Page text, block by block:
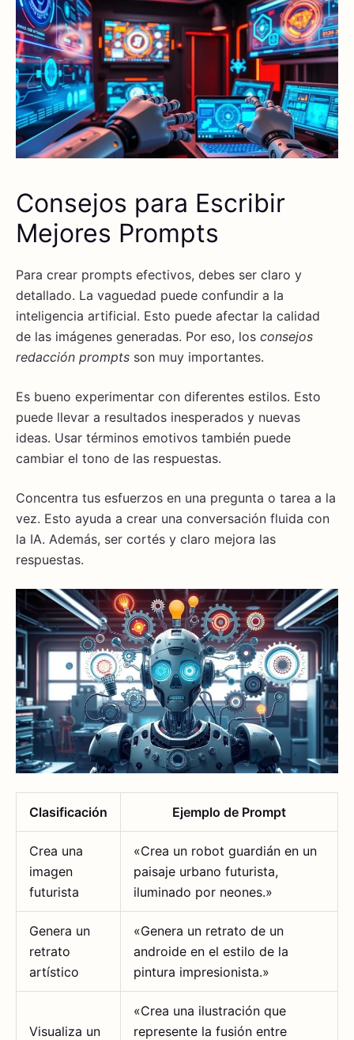
Consejos para Escribir
Mejores Prompts
Para crear prompts efectivos, debes ser claro y
detallado. La vaguedad puede confundir a la
inteligencia artificial. Esto puede afectar la calidad
de las imágenes generadas. Por eso, los consejos
redacción prompts son muy importantes.
Es bueno experimentar con diferentes estilos. Esto
puede llevar a resultados inesperados y nuevas
ideas. Usar términos emotivos también puede
cambiar el tono de las respuestas.
Concentra tus esfuerzos en una pregunta o tarea a la
vez. Esto ayuda a crear una conversación fluida con
la IA. Además, ser cortés y claro mejora las
respuestas.
Clasificación Ejemplo de Prompt
Crea una
imagen
futurista
«Crea un robot guardián en un
paisaje urbano futurista,
iluminado por neones.»
Genera un
retrato
artístico
«Genera un retrato de un
androide en el estilo de la
pintura impresionista.»
Visualiza un
«Crea una ilustración que
represente la fusión entre